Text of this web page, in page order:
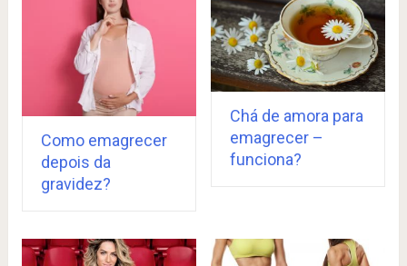
Como emagrecer
depois da
gravidez?
Chá de amora para
emagrecer –
funciona?